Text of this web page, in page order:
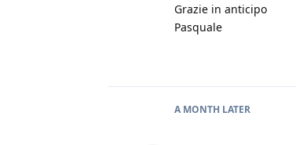
Grazie in anticipo
Pasquale
A MONTH LATER